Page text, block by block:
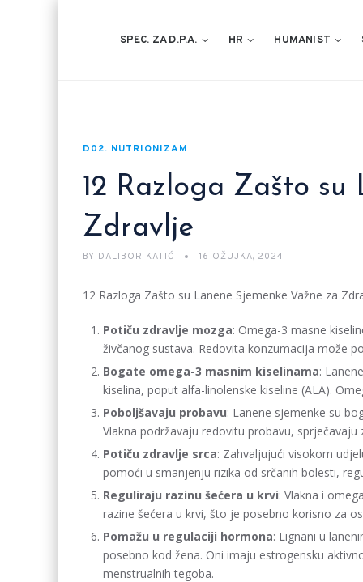
SPEC. ZA D.P.A. HR HUMANIST
D02. NUTRIONIZAM
12 Razloga Zašto su
Zdravlje
BY DALIBOR KATIĆ 16 OŽUJKA, 2024
12 Razloga Zašto su Lanene Sjemenke Važne za
Potiču zdravlje mozga: Omega-3 masne
živčanog sustava. Redovita konzumacija može
Bogate omega-3 masnim kiselinama:
kiselina, poput alfa-linolenske kiseline (ALA).
Poboljšavaju probavu: Lanene sjemenke su
Vlakna podržavaju redovitu probavu,
Potiču zdravlje srca: Zahvaljujući visokom
pomoći u smanjenju rizika od srčanih bolesti,
Reguliraju razinu šećera u krvi: Vlakna i
razine šećera u krvi, što je posebno korisno za
Pomažu u regulaciji hormona: Lignani u
posebno kod žena. Oni imaju estrogensku
menstrualnih tegoba.